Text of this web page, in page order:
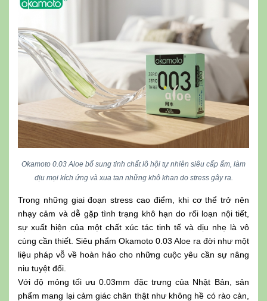
Okamoto 0.03 Aloe bổ sung tinh chất lô hội tự nhiên siêu cấp ẩm, làm
dịu mọi kích ứng và xua tan những khô khan do stress gây ra.
Trong những giai đoạn stress cao điểm, khi cơ thể trở nên
nhạy cảm và dễ gặp tình trạng khô hạn do rối loạn nội tiết,
sự xuất hiện của một chất xúc tác tinh tế và dịu nhẹ là vô
cùng cần thiết. Siêu phẩm Okamoto 0.03 Aloe ra đời như một
liệu pháp vỗ về hoàn hảo cho những cuộc yêu cần sự nâng
niu tuyệt đối.
Với độ mỏng tối ưu 0.03mm đặc trưng của Nhật Bản, sản
phẩm mang lại cảm giác chân thật như không hề có rào cản,